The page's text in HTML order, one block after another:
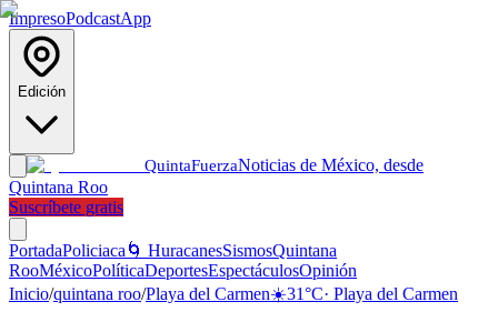
ImpresoPodcastApp
Edición
QuintaFuerzaNoticias de México, desde
Quintana Roo
Suscríbete gratis
PortadaPoliciaca 🌀 HuracanesSismosQuintana
RooMéxicoPolíticaDeportesEspectáculosOpinión
Inicio/quintana roo/Playa del Carmen☀️31°C· Playa del Carmen